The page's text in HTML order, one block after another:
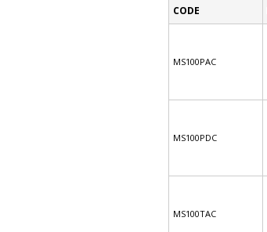
CODE
MS100PAC
MS100PDC
MS100TAC